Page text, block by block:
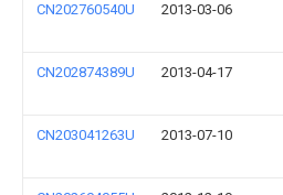
CN202760540U 2013-03-06
CN202874389U 2013-04-17
CN203041263U 2013-07-10